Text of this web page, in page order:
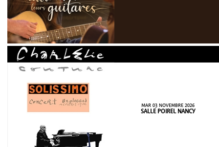
MAR 03 NOVEMBRE 2026
SALLE POIREL NANCY